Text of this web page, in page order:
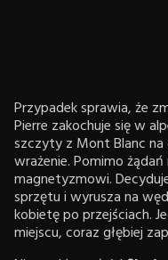
Przypadek sprawia, że
Pierre zakochuje się w
szczyty z Mont Blanc na
wrażenie. Pomimo
magnetyzmowi.
sprzętu i wyrusza na
kobietę po przejściach.
miejscu, coraz głębiej